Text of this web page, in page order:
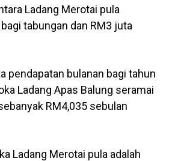
Ladang Merotai pula
tabungan dan RM3 juta
pendapatan bulanan bagi tahun
Ladang Apas Balung seramai
RM4,035 sebulan
Ladang Merotai pula adalah